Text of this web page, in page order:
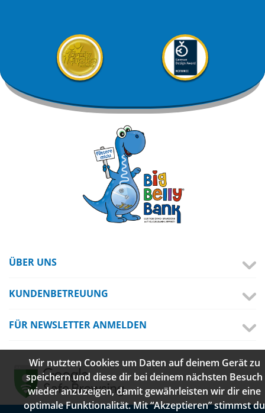
ÜBER UNS
KUNDENBETREUUNG
FÜR NEWSLETTER ANMELDEN
Wir nutzten Cookies um Daten auf deinem Gerät zu
speichern und diese dir bei deinem nächsten Besuch
wieder anzuzeigen, damit gewährleisten wir dir eine
optimale Funktionalität. Mit “Akzeptieren” stimmst du